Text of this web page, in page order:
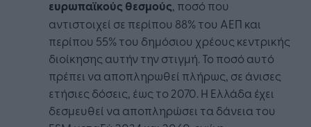
ευρωπαϊκούς θεσμούς, ποσό που
αντιστοιχεί σε περίπου 88% του ΑΕΠ και
περίπου 55% του δημόσιου χρέους κεντρικής
διοίκησης αυτήν την στιγμή. Το ποσό αυτό
πρέπει να αποπληρωθεί πλήρως, σε άνισες
ετήσιες δόσεις, έως το 2070. Η Ελλάδα έχει
δεσμευθεί να αποπληρώσει τα δάνεια του